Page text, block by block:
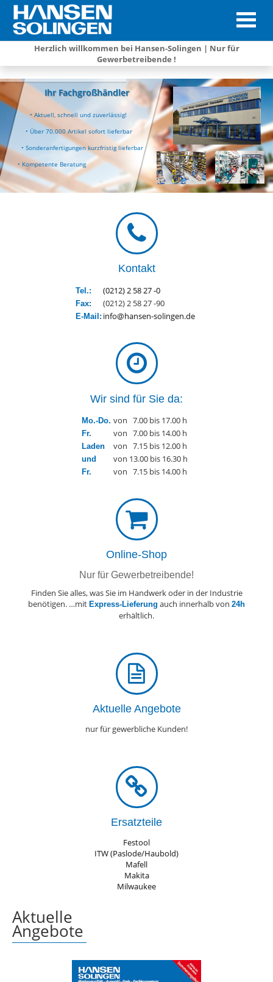
Herzlich willkommen bei Hansen-Solingen | Nur für
Gewerbetreibende !
• Aktuell, schnell und zuverlässig!
• Über 70.000 Artikel sofort lieferbar
• Kompetente Beratung
• Schnellste Lieferung
• Sonderanfertigungen kurzfristig lieferbar
Ihr Fachgroßhändler
Kontakt
Tel.: (0212) 2 58 27 -0
Fax: (0212) 2 58 27 -90
E-Mail: info@hansen-solingen.de
Wir sind für Sie da:
Mo.-Do. von 7.00 bis 17.00 h
Fr. von 7.00 bis 14.00 h
Laden von 7.15 bis 12.00 h
und von 13.00 bis 16.30 h
Fr. von 7.15 bis 14.00 h
Online-Shop
Nur für Gewerbetreibende!
Finden Sie alles, was Sie im Handwerk oder in der Industrie
benötigen. …mit Express-Lieferung auch innerhalb von 24h
erhältlich.
Aktuelle Angebote
nur für gewerbliche Kunden!
Ersatzteile
Festool
ITW (Paslode/Haubold)
Mafell
Makita
Milwaukee
Aktuelle
Angebote